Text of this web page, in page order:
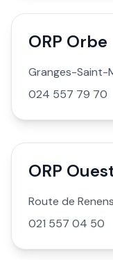
ORP Orbe
Granges-Saint-
024 557 79 70
ORP
Route de
021 557 04 50